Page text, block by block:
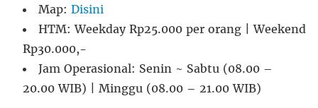
Map: Disini
HTM: Weekday Rp25.000 per orang | Weekend
Rp30.000,-
Jam Operasional: Senin ~ Sabtu (08.00 –
20.00 WIB) | Minggu (08.00 – 21.00 WIB)